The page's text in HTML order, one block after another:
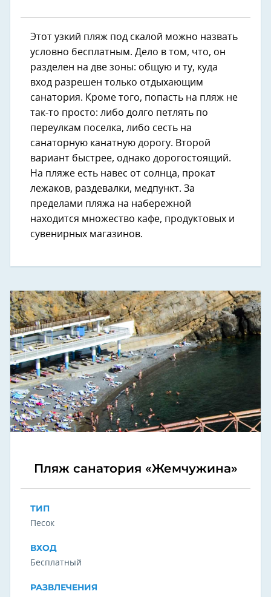
Этот узкий пляж под скалой можно назвать
условно бесплатным. Дело в том, что, он
разделен на две зоны: общую и ту, куда
вход разрешен только отдыхающим
санатория. Кроме того, попасть на пляж не
так-то просто: либо долго петлять по
переулкам поселка, либо сесть на
санаторную канатную дорогу. Второй
вариант быстрее, однако дорогостоящий.
На пляже есть навес от солнца, прокат
лежаков, раздевалки, медпункт. За
пределами пляжа на набережной
находится множество кафе, продуктовых и
сувенирных магазинов.
Пляж санатория «Жемчужина»
ТИП
Песок
ВХОД
Бесплатный
РАЗВЛЕЧЕНИЯ